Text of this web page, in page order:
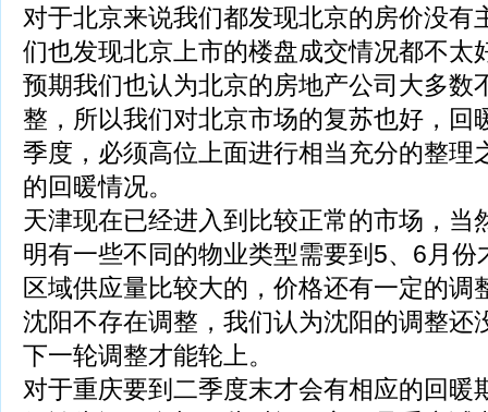
对于北京来说我们都发现北京的房价没有
们也发现北京上市的楼盘成交情况都不太
预期我们也认为北京的房地产公司大多数
整，所以我们对北京市场的复苏也好，回
季度，必须高位上面进行相当充分的整理
的回暖情况。
天津现在已经进入到比较正常的市场，当
明有一些不同的物业类型需要到5、6月
区域供应量比较大的，价格还有一定的调
沈阳不存在调整，我们认为沈阳的调整还
下一轮调整才能轮上。
对于重庆要到二季度末才会有相应的回暖